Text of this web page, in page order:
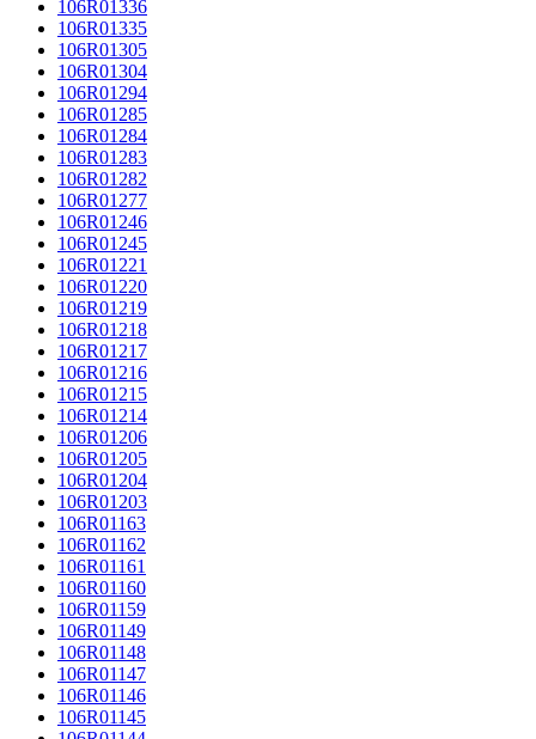
106R01336
106R01335
106R01305
106R01304
106R01294
106R01285
106R01284
106R01283
106R01282
106R01277
106R01246
106R01245
106R01221
106R01220
106R01219
106R01218
106R01217
106R01216
106R01215
106R01214
106R01206
106R01205
106R01204
106R01203
106R01163
106R01162
106R01161
106R01160
106R01159
106R01149
106R01148
106R01147
106R01146
106R01145